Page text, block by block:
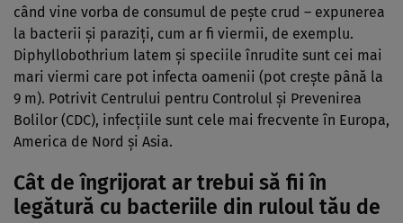
când vine vorba de consumul de peşte crud – expunerea
la bacterii şi paraziţi, cum ar fi viermii, de exemplu.
Diphyllobothrium latem şi speciile înrudite sunt cei mai
mari viermi care pot infecta oamenii (pot creşte până la
9 m). Potrivit Centrului pentru Controlul şi Prevenirea
Bolilor (CDC), infecţiile sunt cele mai frecvente în Europa,
America de Nord şi Asia.
Cât de îngrijorat ar trebui să fii în
legătură cu bacteriile din ruloul tău de